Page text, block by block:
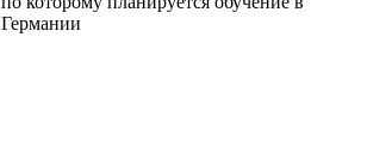
Германии